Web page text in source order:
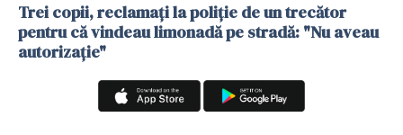
Trei copii, reclamați la poliție de un trecător
pentru că vindeau limonadă pe stradă: "Nu aveau
autorizație"